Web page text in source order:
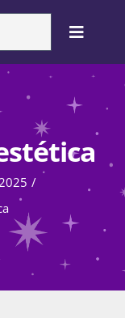
Toggle
género